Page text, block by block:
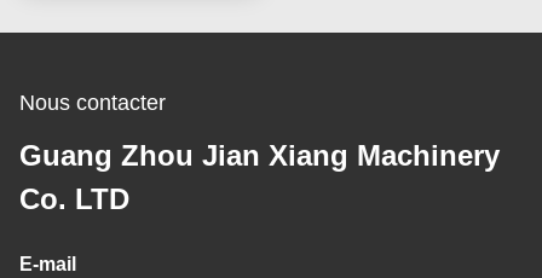
Nous contacter
Guang Zhou Jian Xiang Machinery
Co. LTD
E-mail